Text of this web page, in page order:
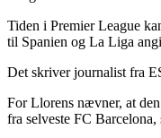
Tiden i Premier League
til Spanien og La Liga
Det skriver journalist fra
For Llorens nævner, at
fra selveste FC